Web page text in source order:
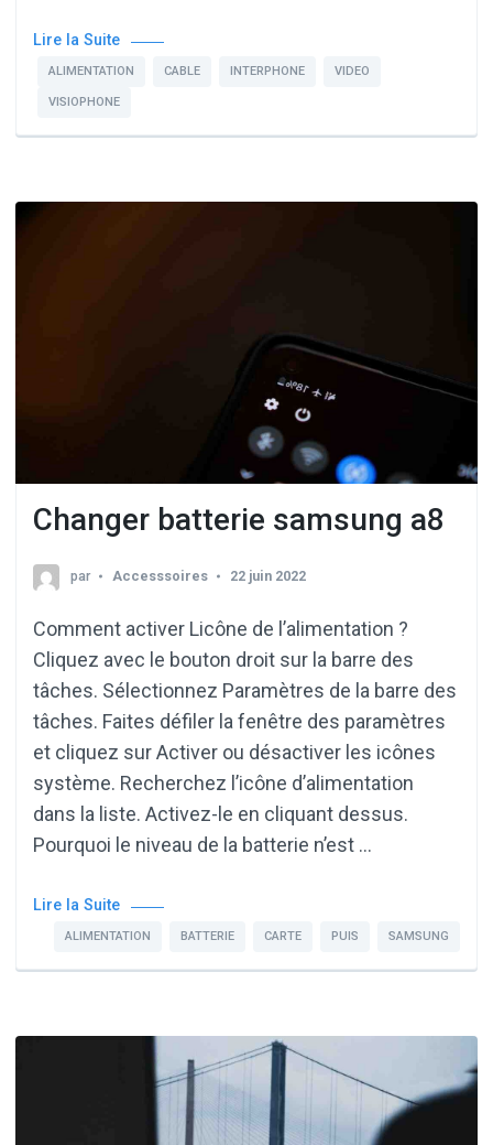
Lire la Suite
ALIMENTATION CABLE INTERPHONE VIDEO
VISIOPHONE
Changer batterie samsung a8
par Accesssoires 22 juin 2022
Comment activer Licône de l’alimentation ?
Cliquez avec le bouton droit sur la barre des
tâches. Sélectionnez Paramètres de la barre des
tâches. Faites défiler la fenêtre des paramètres
et cliquez sur Activer ou désactiver les icônes
système. Recherchez l’icône d’alimentation
dans la liste. Activez-le en cliquant dessus.
Pourquoi le niveau de la batterie n’est …
Lire la Suite
ALIMENTATION BATTERIE CARTE PUIS SAMSUNG